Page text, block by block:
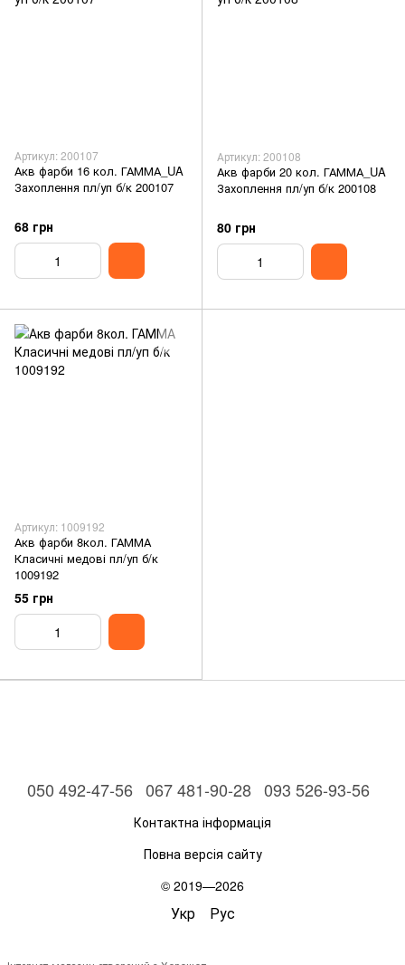
Артикул: 200107
Акв фарби 16 кол. ГАММА_UA
Захоплення пл/уп б/к 200107
68 грн
Артикул: 200108
Акв фарби 20 кол. ГАММА_UA
Захоплення пл/уп б/к 200108
80 грн
Артикул: 1009192
Акв фарби 8кол. ГАММА
Класичні медові пл/уп б/к
1009192
55 грн
050 492-47-56 067 481-90-28 093 526-93-56
Контактна інформація
Повна версія сайту
© 2019—2026
Укр Рус